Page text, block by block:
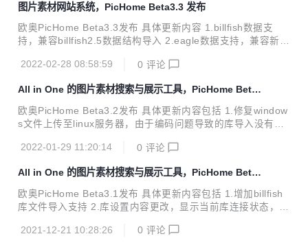
示异常问题 5.普通目录数据支持，整体修改导入逻辑，修复导
入错误，提升导入效率 6.优化导入体验，导入增加部分错误提
示，修复导入时删除库不断弹出弹窗的错误，以及导入类型提
示不匹配问题 7.导入增加校验更新，用于修复以往导入产生的
错误修正 7.修复删除库错误，...
图片素材网站系统，PicHome Beta3.3 发布
欧奥PicHome Beta3.3发布 具体更新内容 1.billfish数据支
持，兼容billfish2.5数据结构导入 2.eagle数据支持，兼容新旧
化效率，以及缩略图转换数字显示等问题修复 4.修复普通目录
径分割符不同导致文件导入累加式重复问题 5.库设置增加库名
称修改选项 6.修复页面标签未分类数据显示错误问题，修复单
一库时存在的筛选项不能正常显示问题 7.页面增加按eagle和
冗余数据 9.文件访问地...
2022-02-28 08:58:59 0 评论
All in One 的图片素材搜索与展示工具，PicHome Beta
3.2 发布
欧奥PicHome Beta3.2发布 具体更新内容包括 1.修复window
s文件上传至linux服务器，由于编码问题导致的库导入没有文
库的路径(即目录位置移动之后，库读取不到，可以设置为新
瀑布流展示时页面问题(此项对已生成过缩略图的不生效，需
重新导入库生成） 4.优化导入逻辑，当库在导入状态时，将会
自动执行导入文件，直至导入完成为止 5.修复eagle库注释显
除逻辑 8.其他已知bug修复 介绍 pic...
2022-01-29 11:20:14 0 评论
All in One 的图片素材搜索与展示工具，PicHome Beta
3.1 发布
欧奥PicHome Beta3.1发布 具体更新内容包括 1.增加billfish
库文件导入支持 2.库设置内容更改，显示当前库连接状态，断
化库设置在未导入之前也可对库进行管理操作 3.修复系统设置
2021-12-21 10:28:26 0 评论